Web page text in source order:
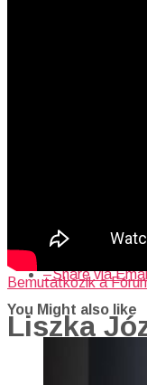
Bemutatkozik a
Liszka
–Share on
–Share via
You Might also like